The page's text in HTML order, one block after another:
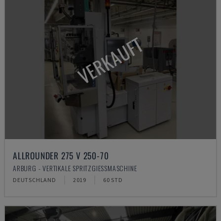
VERKAUFT
ALLROUNDER 275 V 250-70
ARBURG - VERTIKALE SPRITZGIESSMASCHINE
DEUTSCHLAND 2019 60 STD